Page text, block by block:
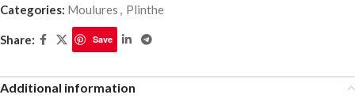
Categories: Moulures , Plinthe
Share: Save
Additional information